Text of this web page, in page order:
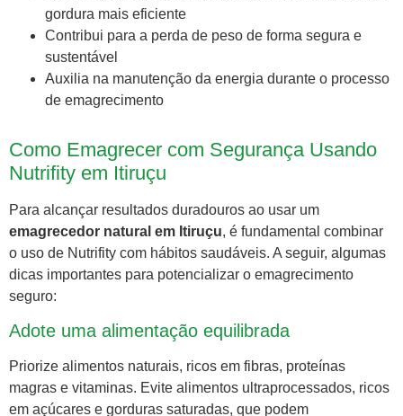
gordura mais eficiente
Contribui para a perda de peso de forma segura e
sustentável
Auxilia na manutenção da energia durante o processo
de emagrecimento
Como Emagrecer com Segurança Usando
Nutrifity em Itiruçu
Para alcançar resultados duradouros ao usar um
emagrecedor natural em Itiruçu, é fundamental combinar
o uso de Nutrifity com hábitos saudáveis. A seguir, algumas
dicas importantes para potencializar o emagrecimento
seguro:
Adote uma alimentação equilibrada
Priorize alimentos naturais, ricos em fibras, proteínas
magras e vitaminas. Evite alimentos ultraprocessados, ricos
em açúcares e gorduras saturadas, que podem